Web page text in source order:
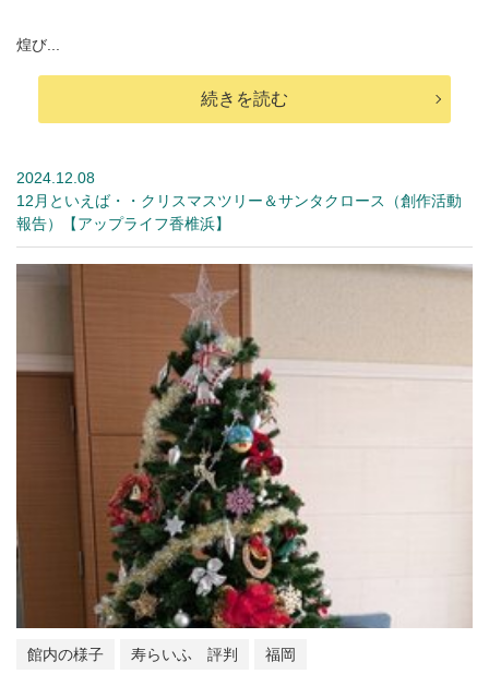
煌び...
続きを読む
2024.12.08
12月といえば・・クリスマスツリー＆サンタクロース（創作活動
報告）【アップライフ香椎浜】
館内の様子 寿らいふ 評判 福岡